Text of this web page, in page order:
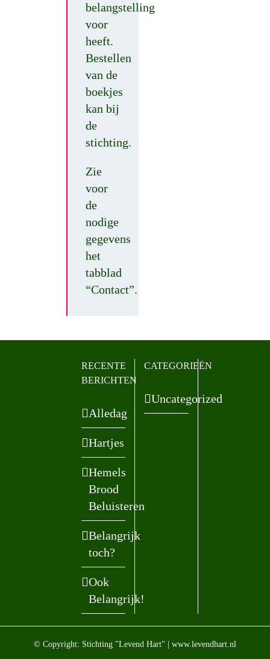
belangstelling
voor
heeft.
Bestellen
van de
boekjes
kan bij
de
stichting.
Zie
voor
de
nodige
gegevens
het
tabblad
“Contact”.
RECENTE
BERICHTEN
Alledag
Hartjes
Hemels
Brood
Beluisteren
Belangrijk
toch?
Ook
Belangrijk!
CATEGORIEËN
Uncategorized
© Copyright: Stichting "Levend Hart" | www.levendhart.nl